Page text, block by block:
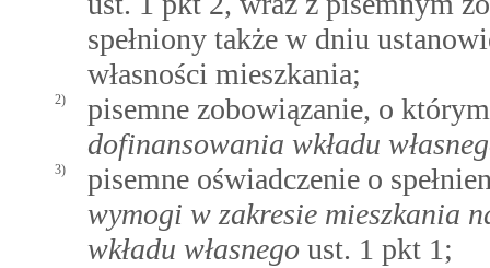
spełniony także w dniu
własności mieszkania;
2)
pisemne zobowiązanie, o
dofinansowania wkładu
3)
pisemne oświadczenie o
wymogi w zakresie mieszkania
wkładu własnego ust. 1 pkt 1;